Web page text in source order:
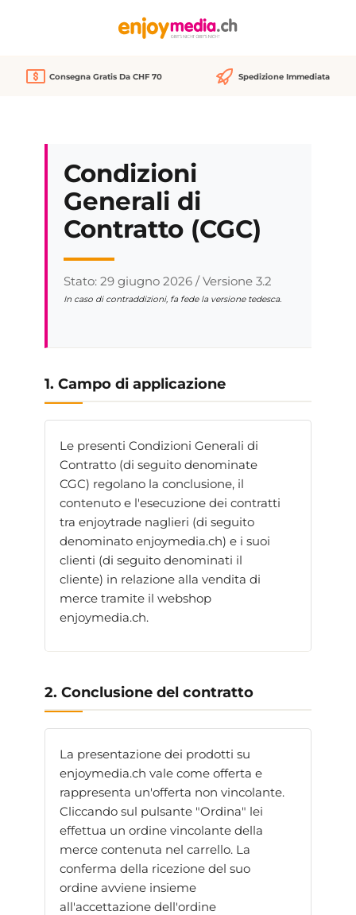
Consegna Gratis Da CHF 70 Spedizione Immediata
Condizioni
Generali di
Contratto (CGC)
Stato: 29 giugno 2026 / Versione 3.2
In caso di contraddizioni, fa fede la versione tedesca.
1. Campo di applicazione
Le presenti Condizioni Generali di
Contratto (di seguito denominate
CGC) regolano la conclusione, il
contenuto e l'esecuzione dei contratti
tra enjoytrade naglieri (di seguito
denominato enjoymedia.ch) e i suoi
clienti (di seguito denominati il
cliente) in relazione alla vendita di
merce tramite il webshop
enjoymedia.ch.
2. Conclusione del contratto
La presentazione dei prodotti su
enjoymedia.ch vale come offerta e
rappresenta un'offerta non vincolante.
Cliccando sul pulsante "Ordina" lei
effettua un ordine vincolante della
merce contenuta nel carrello. La
conferma della ricezione del suo
ordine avviene insieme
all'accettazione dell'ordine